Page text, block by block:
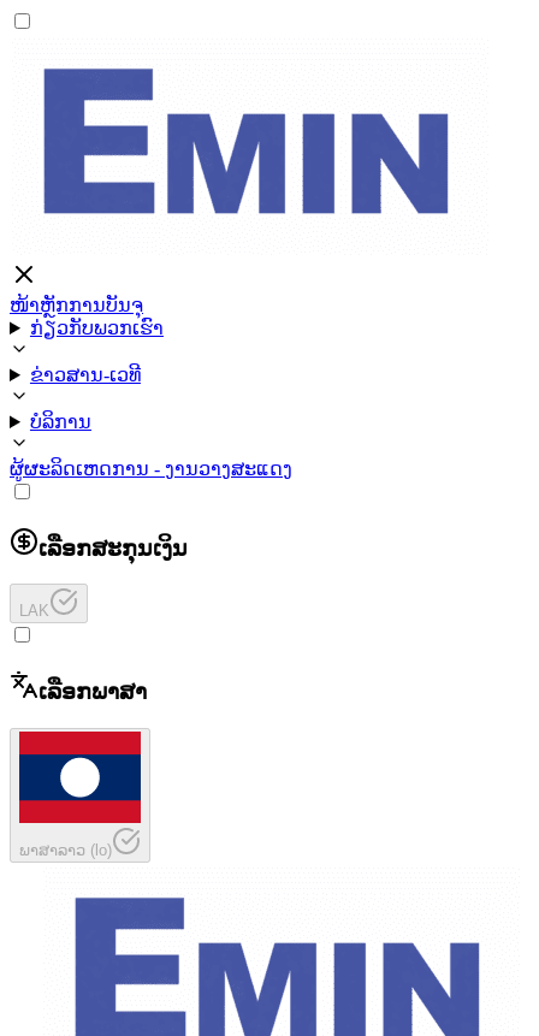
ໜ້າຫຼັກການບັນຈຸ
ກ່ຽວກັບພວກເຮົາ
ຂ່າວສານ-ເວທີ
ບໍລິການ
ຜູ້ຜະລິດເຫດການ - ງານວາງສະແດງ
ເລືອກສະກຸນເງິນ
LAK
ເລືອກພາສາ
ພາສາລາວ (lo)